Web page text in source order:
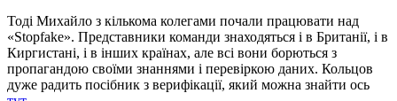
Тоді Михайло з кількома колегами почали працювати над
«Stopfake». Представники команди знаходяться і в Британії, і в
Киргистані, і в інших країнах, але всі вони борються з
пропагандою своїми знаннями і перевіркою даних. Кольцов
дуже радить посібник з верифікації, який можна знайти ось